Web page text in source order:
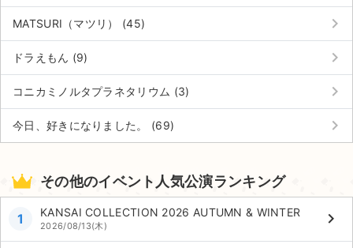
MATSURI（マツリ） (45) keyboard_arrow_right
ドラえもん (9) keyboard_arrow_right
コニカミノルタプラネタリウム (3) keyboard_arrow_right
今日、好きになりました。 (69) keyboard_arrow_right
その他のイベント人気公演ランキング
1 KANSAI COLLECTION 2026 AUTUMN & WINTER
2026/08/13(木) keyboard_arrow_right